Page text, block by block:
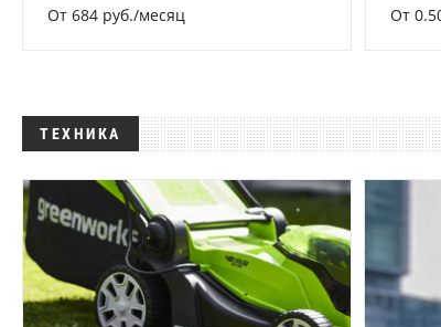
От 684 руб./месяц От
ТЕХНИКА